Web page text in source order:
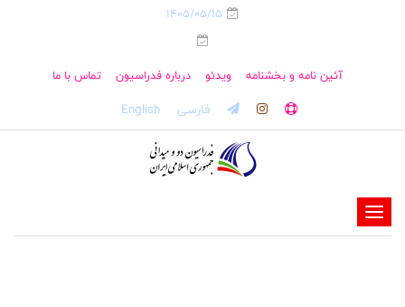
1405/05/15
آئین نامه و بخشنامه ویدئو درباره فدراسیون تماس با ما
فارسی English
-
-